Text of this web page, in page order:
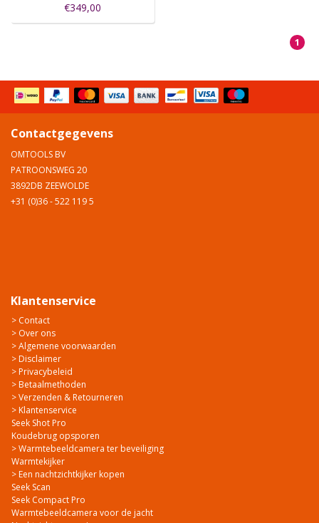
€349,00
1
Contactgegevens
OMTOOLS BV
PATROONSWEG 20
3892DB ZEEWOLDE
+31 (0)36 - 522 119 5
Klantenservice
> Contact
> Over ons
> Algemene voorwaarden
> Disclaimer
> Privacybeleid
> Betaalmethoden
> Verzenden & Retourneren
> Klantenservice
Seek Shot Pro
Koudebrug opsporen
> Warmtebeeldcamera ter beveiliging
Warmtekijker
> Een nachtzichtkijker kopen
Seek Scan
Seek Compact Pro
Warmtebeeldcamera voor de jacht